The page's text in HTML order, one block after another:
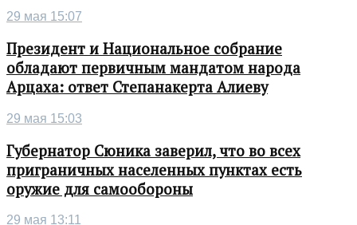
29 мая 15:07
Президент и Национальное собрание
обладают первичным мандатом народа
Арцаха: ответ Степанакерта Алиеву
29 мая 15:03
Губернатор Сюника заверил, что во всех
приграничных населенных пунктах есть
оружие для самообороны
29 мая 13:11